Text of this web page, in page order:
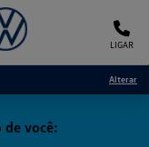
LIGAR
Alterar
de você: